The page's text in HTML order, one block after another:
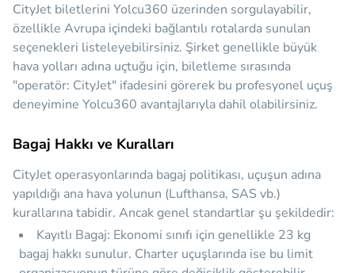
CityJet biletlerini Yolcu360 üzerinden sorgulayabilir,
özellikle Avrupa içindeki bağlantılı rotalarda sunulan
seçenekleri listeleyebilirsiniz. Şirket genellikle büyük
hava yolları adına uçtuğu için, biletleme sırasında
"operatör: CityJet" ifadesini görerek bu profesyonel uçuş
deneyimine Yolcu360 avantajlarıyla dahil olabilirsiniz.
Bagaj Hakkı ve Kuralları
CityJet operasyonlarında bagaj politikası, uçuşun adına
yapıldığı ana hava yolunun (Lufthansa, SAS vb.)
kurallarına tabidir. Ancak genel standartlar şu şekildedir:
Kayıtlı Bagaj: Ekonomi sınıfı için genellikle 23 kg
bagaj hakkı sunulur. Charter uçuşlarında ise bu limit